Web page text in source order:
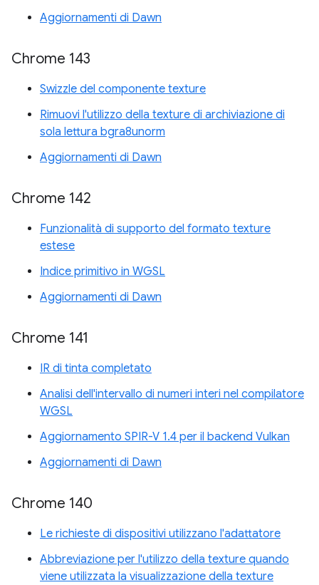
Aggiornamenti di Dawn
Chrome 143
Swizzle del componente texture
Rimuovi l'utilizzo della texture di archiviazione di
sola lettura bgra8unorm
Aggiornamenti di Dawn
Chrome 142
Funzionalità di supporto del formato texture
estese
Indice primitivo in WGSL
Aggiornamenti di Dawn
Chrome 141
IR di tinta completato
Analisi dell'intervallo di numeri interi nel compilatore
WGSL
Aggiornamento SPIR-V 1.4 per il backend Vulkan
Aggiornamenti di Dawn
Chrome 140
Le richieste di dispositivi utilizzano l'adattatore
Abbreviazione per l'utilizzo della texture quando
viene utilizzata la visualizzazione della texture